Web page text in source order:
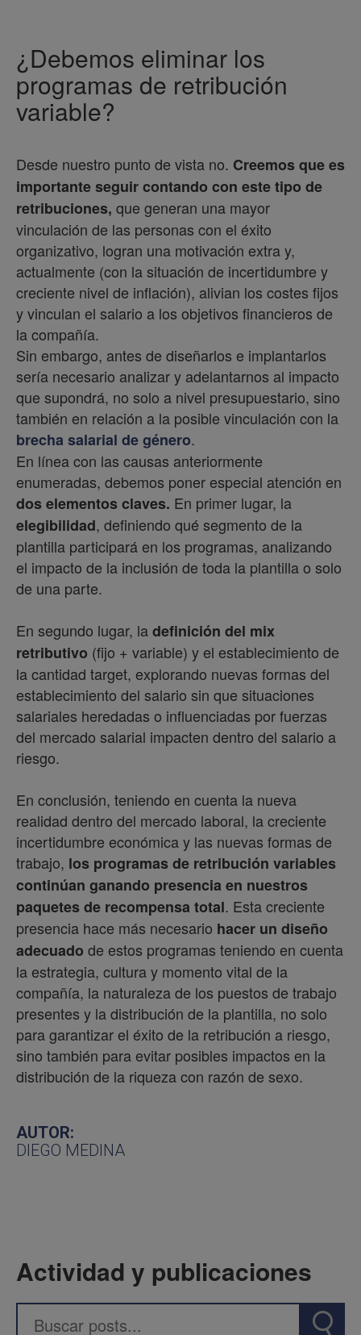
¿Debemos eliminar los
programas de retribución
variable?
Desde nuestro punto de vista no. Creemos que es
importante seguir contando con este tipo de
retribuciones, que generan una mayor
vinculación de las personas con el éxito
organizativo, logran una motivación extra y,
actualmente (con la situación de incertidumbre y
creciente nivel de inflación), alivian los costes fijos
y vinculan el salario a los objetivos financieros de
la compañía.
Sin embargo, antes de diseñarlos e implantarlos
sería necesario analizar y adelantarnos al impacto
que supondrá, no solo a nivel presupuestario, sino
también en relación a la posible vinculación con la
brecha salarial de género.
En línea con las causas anteriormente
enumeradas, debemos poner especial atención en
dos elementos claves. En primer lugar, la
elegibilidad, definiendo qué segmento de la
plantilla participará en los programas, analizando
el impacto de la inclusión de toda la plantilla o solo
de una parte.
En segundo lugar, ladefinición del mix
retributivo (fijo + variable) y el establecimiento de
la cantidad target, explorando nuevas formas del
establecimiento del salario sin que situaciones
salariales heredadas o influenciadas por fuerzas
del mercado salarial impacten dentro del salario a
riesgo.
En conclusión, teniendo en cuenta la nueva
realidad dentro del mercado laboral, la creciente
incertidumbre económica y las nuevas formas de
trabajo, los programas de retribución variables
continúan ganando presencia en nuestros
paquetes de recompensa total. Esta creciente
presencia hace más necesario hacer un diseño
adecuado de estos programas teniendo en cuenta
la estrategia, cultura y momento vital de la
compañía, la naturaleza de los puestos de trabajo
presentes y la distribución de la plantilla, no solo
para garantizar el éxito de la retribución a riesgo,
sino también para evitar posibles impactos en la
distribución de la riqueza con razón de sexo.
AUTOR:
DIEGO MEDINA
Actividad y publicaciones